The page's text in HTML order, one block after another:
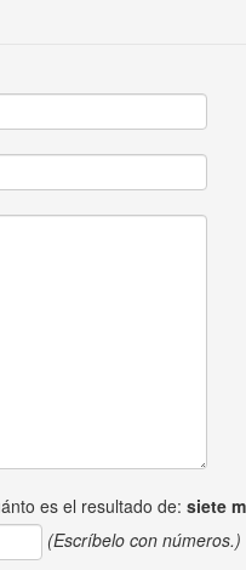
es el resultado de: siete
(Escríbelo con números.)